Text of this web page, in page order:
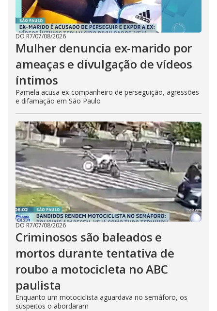
DO R7/07/08/2026
Mulher denuncia ex-marido por
ameaças e divulgação de vídeos
íntimos
Pamela acusa ex-companheiro de perseguição, agressões
e difamação em São Paulo
DO R7/07/08/2026
Criminosos são baleados e
mortos durante tentativa de
roubo a motocicleta no ABC
paulista
Enquanto um motociclista aguardava no semáforo, os
suspeitos o abordaram